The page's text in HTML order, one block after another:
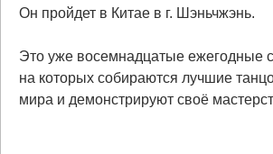
Он пройдет в Китае в г. Шэньчжэнь.
Это уже восемнадцатые ежегодные
на которых собираются лучшие
мира и демонстрируют своё